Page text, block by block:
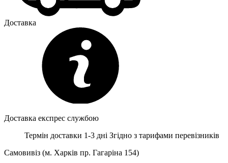
Доставка
Доставка експрес службою
Термін доставки 1-3 дні Згідно з тарифами перевізників
Самовивіз (м. Харків пр. Гагаріна 154)